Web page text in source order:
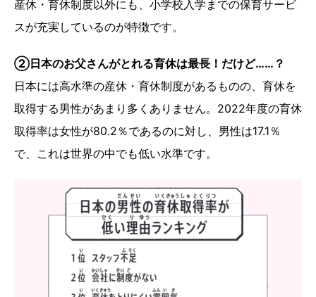
産休・育休制度以外にも、小学校入学までの保育サービ
スが充実しているのが特徴です。
②日本のお父さんがとれる育休は最長！だけど……？
日本には高水準の産休・育休制度があるものの、育休を
取得する男性があまり多くありません。2022年度の育休
取得率は女性が80.2％であるのに対し、男性は17.1％
で、これは世界の中でも低い水準です。